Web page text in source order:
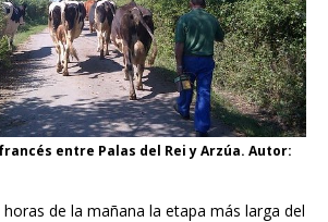
entre Palas del Rei y Arzúa. Autor:
de la mañana la etapa más larga del